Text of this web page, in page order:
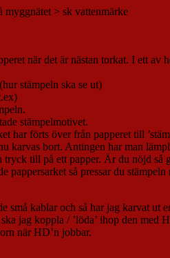
myggnätet > sk vattenmärke
när det är nästan torkat. I ett av
stämpeln ska se ut)
stämpelmotivet.
har förts över från papperet till
karvas bort. Antingen har man
till på ett papper. Är du nöjd så
pappersarket så pressar du
små kablar och så har jag karvat ut
jag koppla / ’löda’ ihop den
när HD’n jobbar.